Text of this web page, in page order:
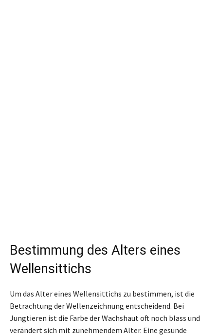
Bestimmung des Alters eines
Wellensittichs
Um das Alter eines Wellensittichs zu bestimmen, ist die
Betrachtung der Wellenzeichnung entscheidend. Bei
Jungtieren ist die Farbe der Wachshaut oft noch blass und
verändert sich mit zunehmendem Alter. Eine gesunde